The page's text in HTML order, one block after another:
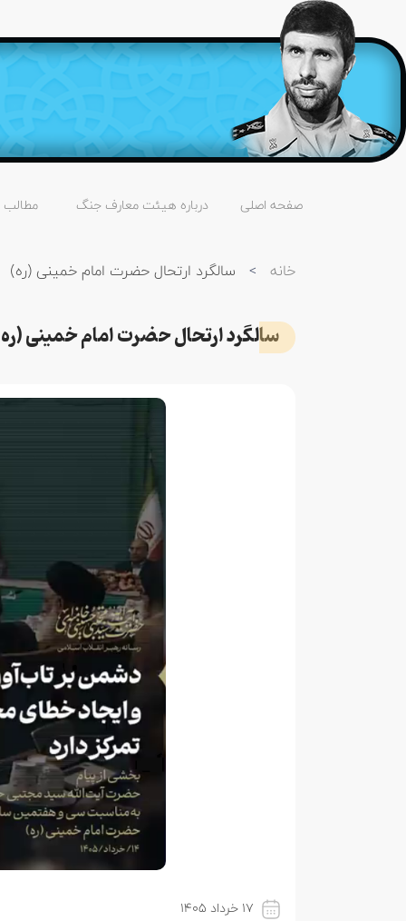
صفحه اصلی درباره هیئت معارف جنگ مطالب
خانه > سالگرد ارتحال حضرت امام خمینی (ره)
سالگرد ارتحال حضرت امام خمینی
۱۷ خرداد ۱۴۰۵